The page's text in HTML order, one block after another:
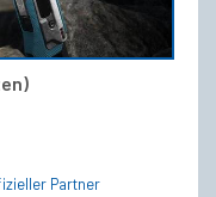
Partner